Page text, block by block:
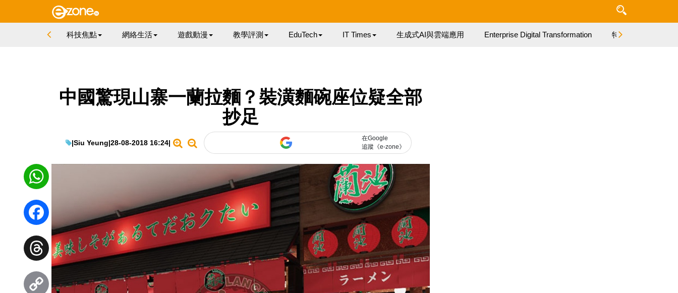
科技焦點 網絡生活 遊戲動漫 教學評測 EduTech IT Times 生成式AI與雲端應用 Enterprise Digital Transformation 特集
中國驚現山寨一蘭拉麵？裝潢麵碗座位疑全部
抄足
|Siu Yeung|28-08-2018 16:24|
在Google
追蹤《e-zone》
WhatsApp
Facebook
Threads